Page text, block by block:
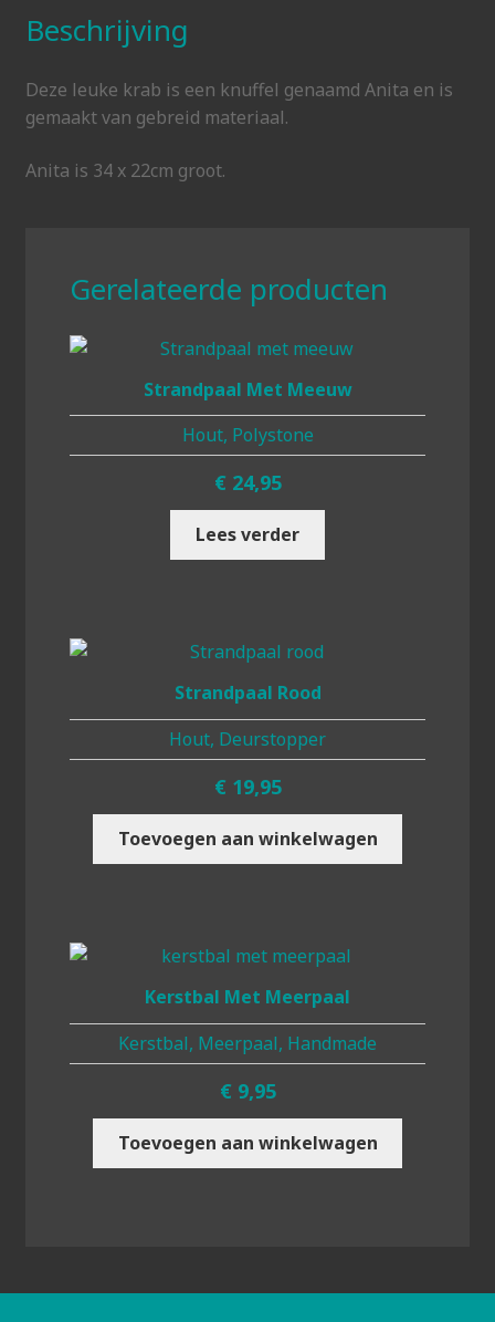
Beschrijving
Deze leuke krab is een knuffel genaamd Anita en is
gemaakt van gebreid materiaal.
Anita is 34 x 22cm groot.
Gerelateerde producten
Strandpaal Met Meeuw
Hout, Polystone
€ 24,95
Lees verder
Strandpaal Rood
Hout, Deurstopper
€ 19,95
Toevoegen aan winkelwagen
Kerstbal Met Meerpaal
Kerstbal, Meerpaal, Handmade
€ 9,95
Toevoegen aan winkelwagen